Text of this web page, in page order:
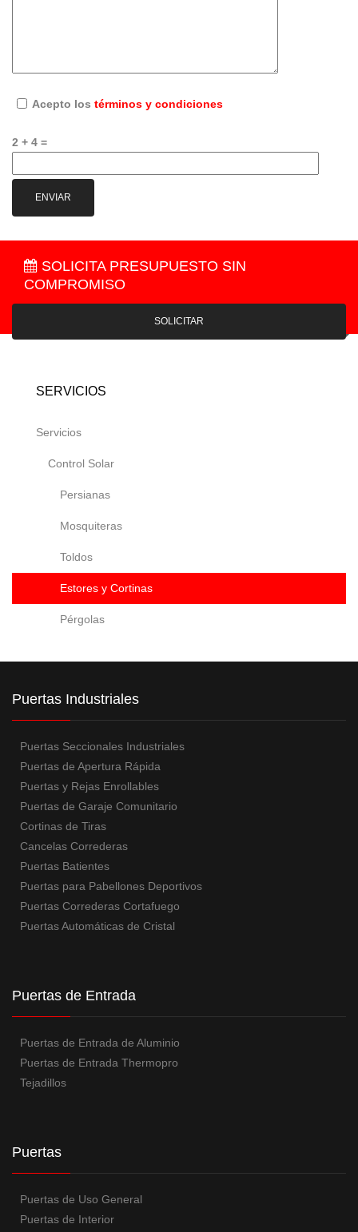
Acepto los términos y condiciones
2 + 4 =
SOLICITA PRESUPUESTO SIN
COMPROMISO
SOLICITAR
SERVICIOS
Servicios
Control Solar
Persianas
Mosquiteras
Toldos
Estores y Cortinas
Pérgolas
Puertas Industriales
Puertas Seccionales Industriales
Puertas de Apertura Rápida
Puertas y Rejas Enrollables
Puertas de Garaje Comunitario
Cortinas de Tiras
Cancelas Correderas
Puertas Batientes
Puertas para Pabellones Deportivos
Puertas Correderas Cortafuego
Puertas Automáticas de Cristal
Puertas de Entrada
Puertas de Entrada de Aluminio
Puertas de Entrada Thermopro
Tejadillos
Puertas
Puertas de Uso General
Puertas de Interior